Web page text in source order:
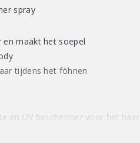
spray
maakt het soepel
tijdens het föhnen
en UV beschermer voor het haar.